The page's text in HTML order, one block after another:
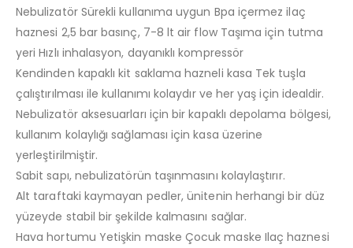
Nebulizatör Sürekli kullanıma uygun Bpa içermez ilaç
haznesi 2,5 bar basınç, 7-8 lt air flow Taşıma için tutma
yeri Hızlı inhalasyon, dayanıklı kompressör
Kendinden kapaklı kit saklama hazneli kasa Tek tuşla
çalıştırılması ile kullanımı kolaydır ve her yaş için idealdir.
Nebulizatör aksesuarları için bir kapaklı depolama bölgesi,
kullanım kolaylığı sağlaması için kasa üzerine
yerleştirilmiştir.
Sabit sapı, nebulizatörün taşınmasını kolaylaştırır.
Alt taraftaki kaymayan pedler, ünitenin herhangi bir düz
yüzeyde stabil bir şekilde kalmasını sağlar.
Hava hortumu Yetişkin maske Çocuk maske Ilaç haznesi